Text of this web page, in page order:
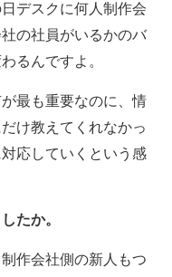
デスクに何人制作会
の社員がいるかのバ
るんですよ。
最も重要なのに、情
け教えてくれなかっ
応していくという感
たか。
作会社側の新人もつ